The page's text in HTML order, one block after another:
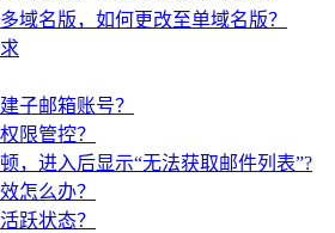
域名版，如何更改至单域名版？
子邮箱账号？
限管控？
，进入后显示“无法获取邮件列表”?
怎么办？
跃状态？